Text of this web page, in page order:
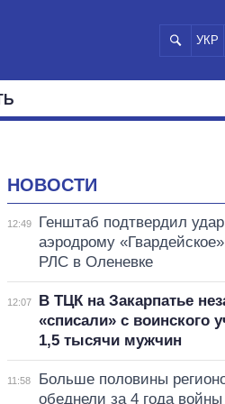
УКР
НОВОСТИ
12:49
Генштаб подтвердил
аэродрому
РЛС в Оленевке
12:07
В ТЦК на Закарпатье
«списали» с воинского
1,5 тысячи мужчин
11:58
Больше половины
обеднели за 4 года